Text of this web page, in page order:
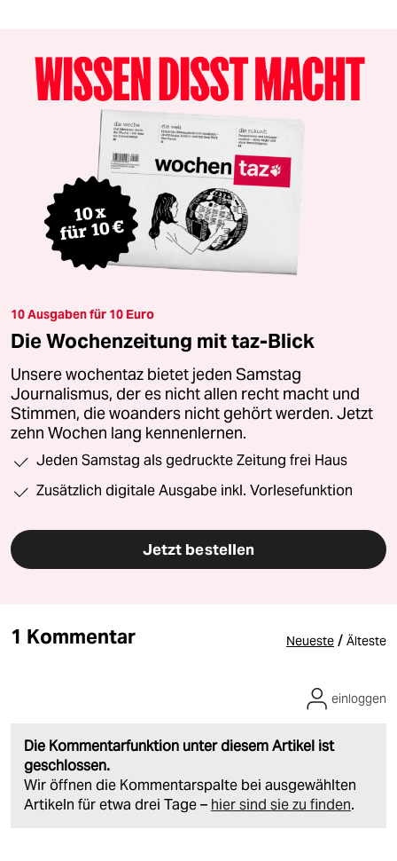
10 Ausgaben für 10 Euro
Die Wochenzeitung mit taz-Blick
Unsere wochentaz bietet jeden Samstag
Journalismus, der es nicht allen recht macht und
Stimmen, die woanders nicht gehört werden. Jetzt
zehn Wochen lang kennenlernen.
Jeden Samstag als gedruckte Zeitung frei Haus
Zusätzlich digitale Ausgabe inkl. Vorlesefunktion
Jetzt bestellen
1 Kommentar Neueste / Älteste
Die Kommentarfunktion unter diesem Artikel ist
geschlossen.
Wir öffnen die Kommentarspalte bei ausgewählten
Artikeln für etwa drei Tage – hier sind sie zu finden.
einloggen